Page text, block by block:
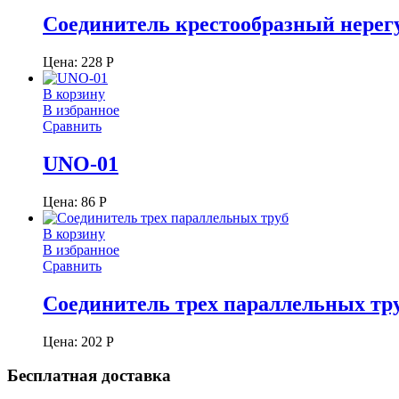
Соединитель крестообразный
Цена: 228 Р
В корзину
В избранное
Сравнить
UNO-01
Цена: 86 Р
В корзину
В избранное
Сравнить
Соединитель трех параллельных
Цена: 202 Р
Бесплатная доставка